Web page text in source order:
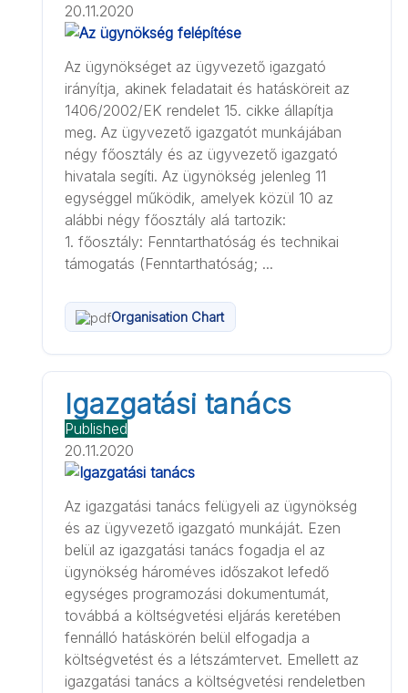
20.11.2020
Az ügynökséget az ügyvezető igazgató
irányítja, akinek feladatait és hatásköreit az
1406/2002/EK rendelet 15. cikke állapítja
meg. Az ügyvezető igazgatót munkájában
négy főosztály és az ügyvezető igazgató
hivatala segíti. Az ügynökség jelenleg 11
egységgel működik, amelyek közül 10 az
alábbi négy főosztály alá tartozik:
1. főosztály: Fenntarthatóság és technikai
támogatás (Fenntarthatóság; ...
Organisation Chart
Igazgatási tanács
Published
20.11.2020
Az igazgatási tanács felügyeli az ügynökség
és az ügyvezető igazgató munkáját. Ezen
belül az igazgatási tanács fogadja el az
ügynökség hároméves időszakot lefedő
egységes programozási dokumentumát,
továbbá a költségvetési eljárás keretében
fennálló hatáskörén belül elfogadja a
költségvetést és a létszámtervet. Emellett az
igazgatási tanács a költségvetési rendeletben